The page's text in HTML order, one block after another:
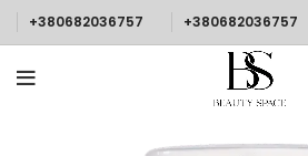
+380682036757 +380682036757